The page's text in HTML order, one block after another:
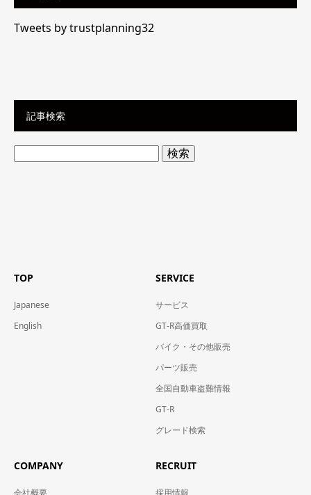
Tweets by trustplanning32
記事検索
検
索:
TOP
Japanese
English
SERVICE
サービス
GT-R高価買取
バイク・その他販売
パーツ販売
全国自動車盗難情報
GT-R
グレード検索
COMPANY
会社概要
RECRUIT
採用情報